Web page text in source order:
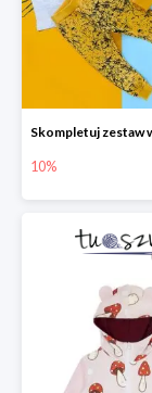
10%